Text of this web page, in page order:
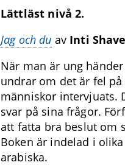
Lättläst nivå 2.
Jag och du av Inti
När man är ung
undrar om det är fel
människor intervjuats.
svar på sina frågor.
att fatta bra beslut om
Boken är indelad i
arabiska.